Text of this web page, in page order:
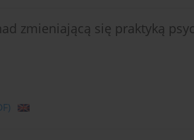
zmieniającą się praktyką